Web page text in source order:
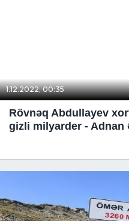
1.12.2022, 00:35
Rövnəq Abdullayev
gizli milyarder - Adnan